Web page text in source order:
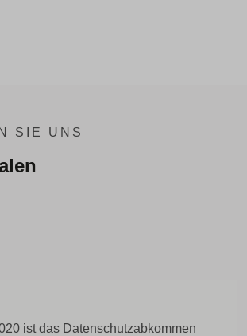
SIE UNS
ist das Datenschutzabkommen